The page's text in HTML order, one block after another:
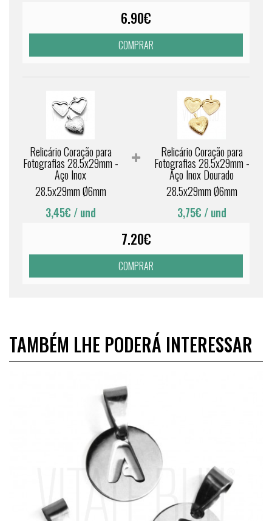
6.90€
COMPRAR
Relicário Coração para
Fotografias 28.5x29mm -
Aço Inox
28.5x29mm Ø6mm
3,45€ / und
Relicário Coração para
Fotografias 28.5x29mm -
Aço Inox Dourado
28.5x29mm Ø6mm
3,75€ / und
7.20€
COMPRAR
TAMBÉM LHE PODERÁ INTERESSAR